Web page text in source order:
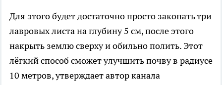
Для этого будет достаточно просто закопать три
лавровых листа на глубину 5 см, после этого
накрыть землю сверху и обильно полить. Этот
лёгкий способ сможет улучшить почву в радиусе
10 метров, утверждает автор канала